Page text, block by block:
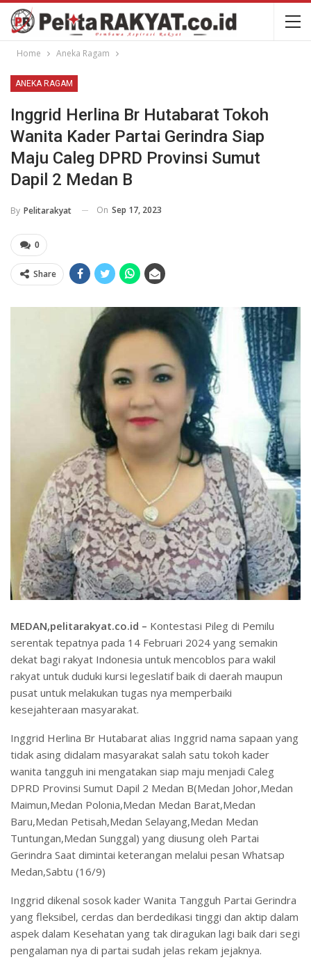
Home Aneka Ragam
ANEKA RAGAM
Inggrid Herlina Br Hutabarat Tokoh
Wanita Kader Partai Gerindra Siap
Maju Caleg DPRD Provinsi Sumut
Dapil 2 Medan B
By Pelitarakyat On Sep 17, 2023
0
Share
MEDAN,pelitarakyat.co.id – Kontestasi Pileg di Pemilu
serentak tepatnya pada 14 Februari 2024 yang semakin
dekat bagi rakyat Indonesia untuk mencoblos para wakil
rakyat untuk duduki kursi legeslatif baik di daerah maupun
pusat untuk melakukan tugas nya memperbaiki
kesejahteraan masyarakat.
Inggrid Herlina Br Hutabarat alias Inggrid nama sapaan yang
tidak asing didalam masyarakat salah satu tokoh kader
wanita tangguh ini mengatakan siap maju menjadi Caleg
DPRD Provinsi Sumut Dapil 2 Medan B(Medan Johor,Medan
Maimun,Medan Polonia,Medan Medan Barat,Medan
Baru,Medan Petisah,Medan Selayang,Medan Medan
Tuntungan,Medan Sunggal) yang diusung oleh Partai
Gerindra Saat dimintai keterangan melalui pesan Whatsap
Medan,Sabtu (16/9)
Inggrid dikenal sosok kader Wanita Tangguh Partai Gerindra
yang fleksibel, cerdas dan berdedikasi tinggi dan aktip dalam
aspek dalam Kesehatan yang tak diragukan lagi baik dari segi
pengalaman nya di partai sudah jelas rekam jejaknya.